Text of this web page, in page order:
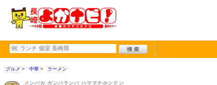
グルメ 中華 ラーメン
メンバカ ガンバランバ ハママチホンテン